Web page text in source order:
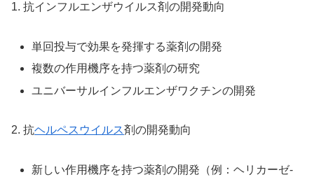
1. 抗インフルエンザウイルス剤の開発動向
単回投与で効果を発揮する薬剤の開発
複数の作用機序を持つ薬剤の研究
ユニバーサルインフルエンザワクチンの開発
2. 抗ヘルペスウイルス剤の開発動向
新しい作用機序を持つ薬剤の開発（例：ヘリカーゼ-